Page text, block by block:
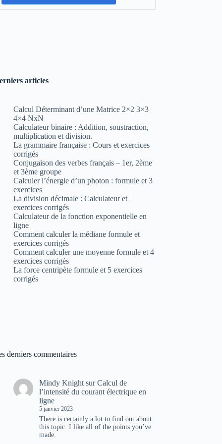
articles
Calcul Déterminant d’une Matrice 2×2 3×3
4×4 NxN
Calculateur binaire : Addition, soustraction,
multiplication et division.
La grammaire française : Cours et exercices
corrigés
Conjugaison des verbes français – 1er, 2ème
et 3ème groupe
Calculer l’énergie d’un photon : formule et 3
exercices
La division décimale : Calculateur et
exercices corrigés
Calculateur de la fonction exponentielle en
ligne
Comment calculer la médiane formule et
exercices corrigés
Comment calculer une moyenne formule et 4
exercices corrigés
La force centripète formule et 5 exercices
corrigés
derniers commentaires
Mindy Knight surCalcul de
l’intensité du courant électrique en
ligne
5 janvier 2023
There is certainly a lot to find out about
this topic. I like all of the points you’ve
made.